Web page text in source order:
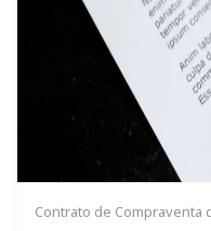
Contrato de Compraventa